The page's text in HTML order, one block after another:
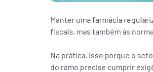
Manter uma farmácia
fiscais, mas também às
Na prática, isso porque o
do ramo precise cumprir